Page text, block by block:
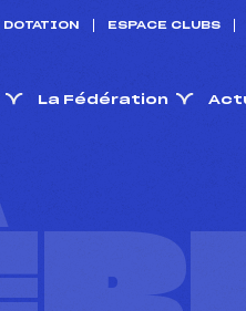
ESPACE CLUBS
La Fédération